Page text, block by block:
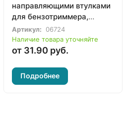
направляющими втулками
для бензотриммера,
мотокосы 33-52сс
Артикул:
06724
Наличие товара уточняйте
от 31.90 руб.
Подробнее